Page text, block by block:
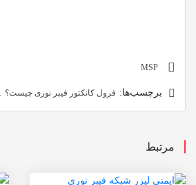
MSP
برچسب‌ها: فرول کانکتور فیبر نوری چیست؟
مرتبط